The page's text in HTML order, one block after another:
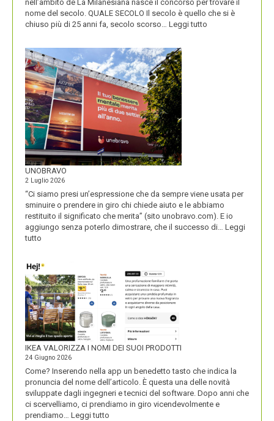
nell’ambito de La Milanesiana nasce il concorso per trovare il
nome del secolo. QUALE SECOLO Il secolo è quello che si è
chiuso più di 25 anni fa, secolo scorso… Leggi tutto
UNOBRAVO
2 Luglio 2026
“Ci siamo presi un’espressione che da sempre viene usata per
sminuire o prendere in giro chi chiede aiuto e le abbiamo
restituito il significato che merita” (sito unobravo.com). E io
aggiungo senza poterlo dimostrare, che il successo di… Leggi
tutto
IKEA VALORIZZA I NOMI DEI SUOI PRODOTTI
24 Giugno 2026
Come? Inserendo nella app un benedetto tasto che indica la
pronuncia del nome dell’articolo. È questa una delle novità
sviluppate dagli ingegneri e tecnici del software. Dopo anni che
ci scervelliamo, ci prendiamo in giro vicendevolmente e
prendiamo… Leggi tutto